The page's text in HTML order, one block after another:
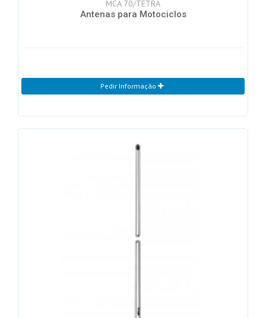
MCA 70/TETRA
Antenas para Motociclos
Pedir Informação